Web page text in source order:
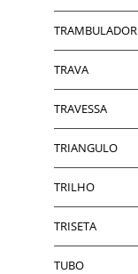
TRAMBULADOR
TRAVA
TRAVESSA
TRIANGULO
TRILHO
TRISETA
TUBO